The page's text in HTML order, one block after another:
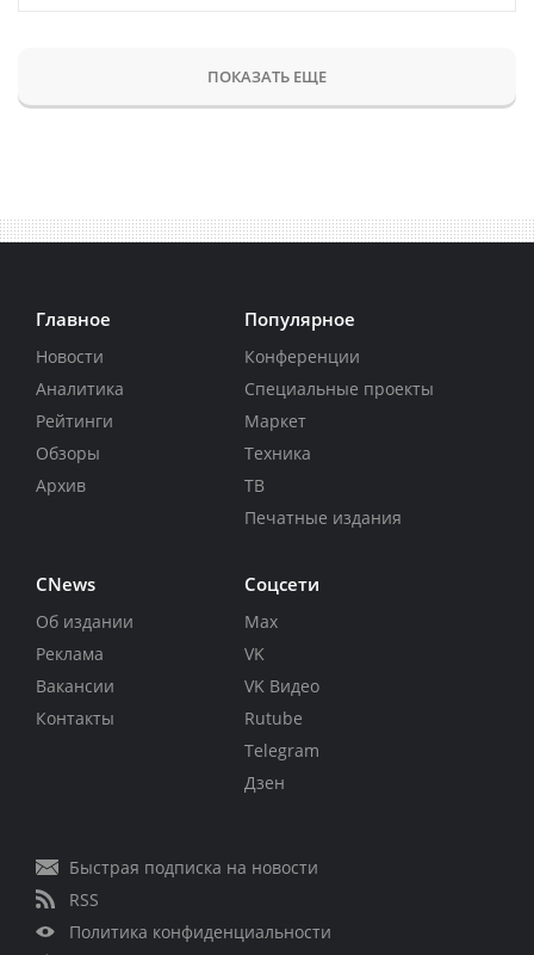
ПОКАЗАТЬ ЕЩЕ
Главное
Новости
Аналитика
Рейтинги
Обзоры
Архив
Популярное
Конференции
Специальные проекты
Маркет
Техника
ТВ
Печатные издания
CNews
Об издании
Реклама
Вакансии
Контакты
Соцсети
Max
VK
VK Видео
Rutube
Telegram
Дзен
Быстрая подписка на новости
RSS
Политика конфиденциальности